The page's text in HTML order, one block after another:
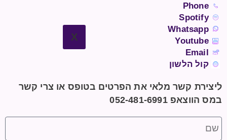
X
Phone
Spotify
Whatsapp
Youtube
Email
קול הלשון
ליצירת קשר מלאי את הפרטים בטופס או צרי קשר
במס הווצאפ 052-481-6991